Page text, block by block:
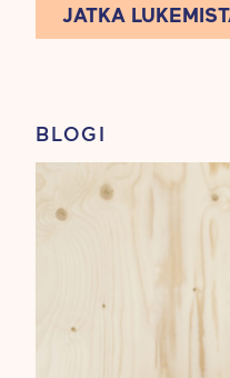
JATKA
BLOGI